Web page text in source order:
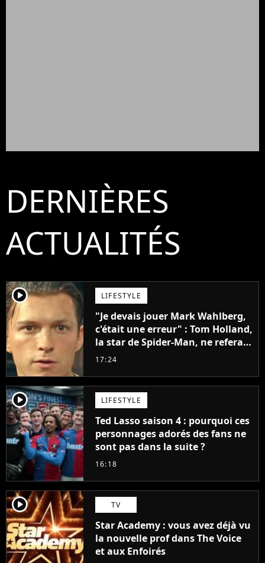
DERNIÈRES
ACTUALITÉS
player2 LIFESTYLE
"Je devais jouer Mark Wahlberg,
c'était une erreur" : Tom Holland,
la star de Spider-Man, ne referait
pas ce blockbuster
17:24
player2 LIFESTYLE
Ted Lasso saison 4 : pourquoi ces
personnages adorés des fans ne
sont pas dans la suite ?
16:18
player2 TV
Star Academy : vous avez déjà vu
la nouvelle prof dans The Voice
et aux Enfoirés